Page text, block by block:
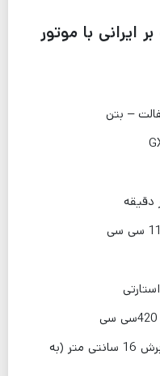
ایرانی با موتور
– بتن
سایز تیغه:35 الی 45 به عمق برش 16 سانتی متر (به